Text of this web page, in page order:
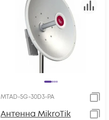
MTAD-5G-30D3-PA
Антенна MikroTik